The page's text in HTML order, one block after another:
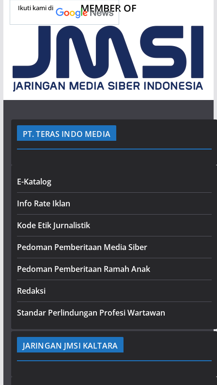
Ikuti kami di MEMBER OF
PT. TERAS INDO MEDIA
E-Katalog
Info Rate Iklan
Kode Etik Jurnalistik
Pedoman Pemberitaan Media Siber
Pedoman Pemberitaan Ramah Anak
Redaksi
Standar Perlindungan Profesi Wartawan
JARINGAN JMSI KALTARA